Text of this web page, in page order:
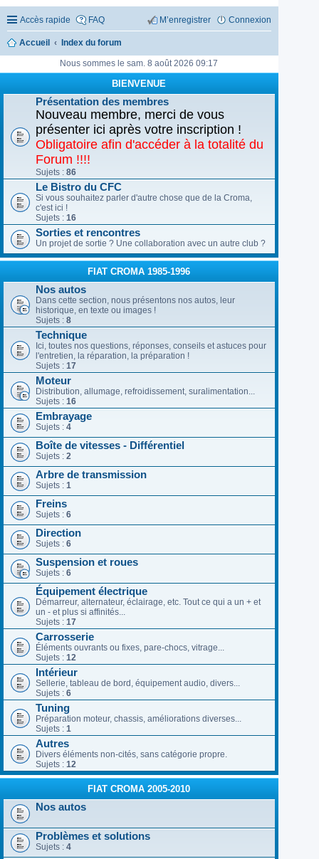
Accès rapide FAQ Connexion
M’enregistrer
Accueil Index du forum
Nous sommes le sam. 8 août 2026 09:17
BIENVENUE
Présentation des membres
Nouveau membre, merci de vous
présenter ici après votre inscription !
Obligatoire afin d'accéder à la totalité du
Forum !!!!
Sujets : 86
Le Bistro du CFC
Si vous souhaitez parler d'autre chose que de la Croma,
c'est ici !
Sujets : 16
Sorties et rencontres
Un projet de sortie ? Une collaboration avec un autre club ?
FIAT CROMA 1985-1996
Nos autos
Dans cette section, nous présentons nos autos, leur
historique, en texte ou images !
Sujets : 8
Technique
Ici, toutes nos questions, réponses, conseils et astuces pour
l'entretien, la réparation, la préparation !
Sujets : 17
Moteur
Distribution, allumage, refroidissement, suralimentation...
Sujets : 16
Embrayage
Sujets : 4
Boîte de vitesses - Différentiel
Sujets : 2
Arbre de transmission
Sujets : 1
Freins
Sujets : 6
Direction
Sujets : 6
Suspension et roues
Sujets : 6
Équipement électrique
Démarreur, alternateur, éclairage, etc. Tout ce qui a un + et
un - et plus si affinités...
Sujets : 17
Carrosserie
Éléments ouvrants ou fixes, pare-chocs, vitrage...
Sujets : 12
Intérieur
Sellerie, tableau de bord, équipement audio, divers...
Sujets : 6
Tuning
Préparation moteur, chassis, améliorations diverses...
Sujets : 1
Autres
Divers éléments non-cités, sans catégorie propre.
Sujets : 12
FIAT CROMA 2005-2010
Nos autos
Problèmes et solutions
Sujets : 4